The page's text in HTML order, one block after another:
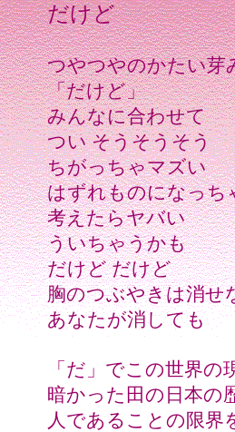
だけど
つやつやのかたい芽
「だけど」
みんなに合わせて
つい そうそうそう
ちがっちゃマズい
はずれものになっち
考えたらヤバい
ういちゃうかも
だけど だけど
胸のつぶやきは消せ
あなたが消しても
「だ」でこの世界
暗かった田の日本の
人であることの限界